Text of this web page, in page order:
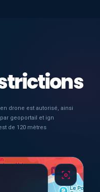
drone est autorisé, ainsi
geoportail et ign
de 120 mètres